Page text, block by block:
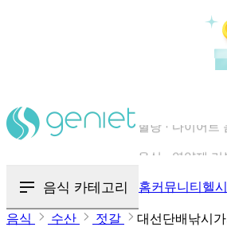
음식 카테고리 홈커뮤니티 헬
음식 수산 젓갈
대선단배낚시